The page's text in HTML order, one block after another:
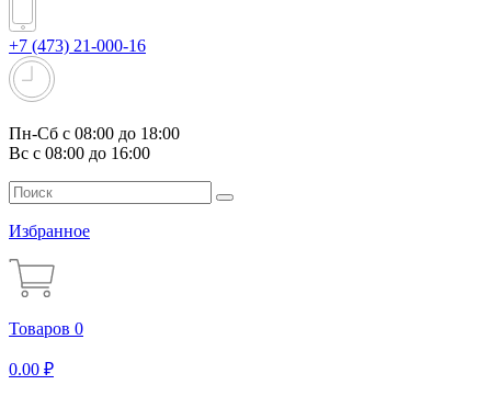
+7 (473) 21-000-16
Пн-Сб с 08:00 до 18:00
Вс с 08:00 до 16:00
Избранное
Товаров 0
0.00 ₽